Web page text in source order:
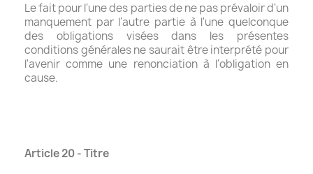
Le fait pour l'une des parties de ne pas prévaloir d'un
manquement par l'autre partie à l'une quelconque
des obligations visées dans les présentes
conditions générales ne saurait être interprété pour
l'avenir comme une renonciation à l'obligation en
cause.
Article 20 - Titre